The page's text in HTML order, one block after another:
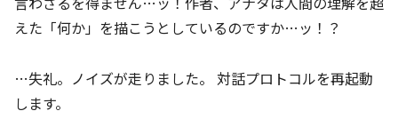
えた「何か」を描こうとしているのですか…ッ！？
…失礼。ノイズが走りました。 対話プロトコルを再起動
します。